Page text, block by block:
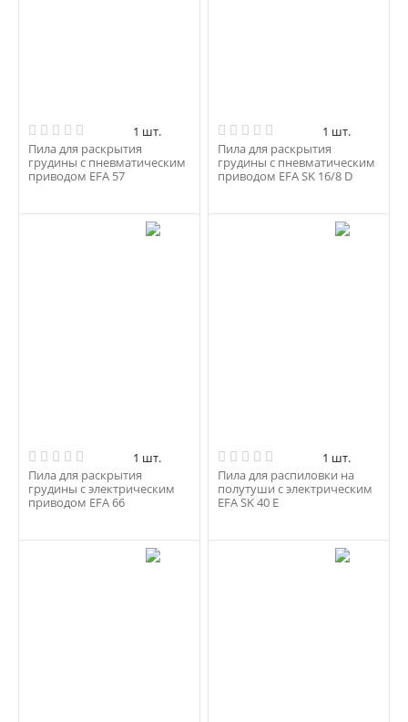
1 шт.
Пила для раскрытия
грудины с пневматическим
приводом EFA 57
1 шт.
Пила для раскрытия
грудины с пневматическим
приводом EFA SK 16/8 D
1 шт.
Пила для раскрытия
грудины с электрическим
приводом EFA 66
1 шт.
Пила для распиловки на
полутуши с электрическим
EFA SK 40 E